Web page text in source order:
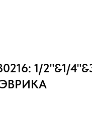
1/2"&1/
ЭВРИКА